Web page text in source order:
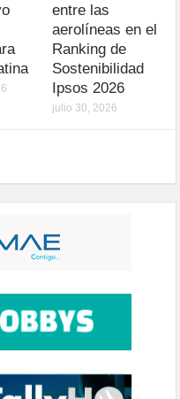
entre las
aerolíneas en el
Ranking de
Sostenibilidad
Ipsos 2026
julio 30, 2026